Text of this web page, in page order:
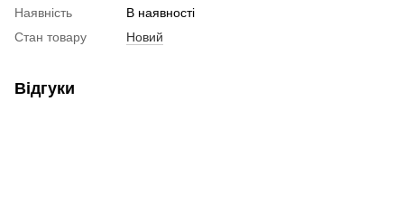
Наявність
В наявності
Стан товару
Новий
Відгуки